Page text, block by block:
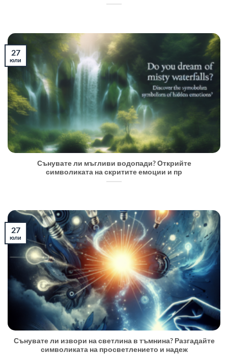
Сънувате ли мъгливи водопади? Открийте
символиката на скритите емоции и пр
27
юли
Сънувате ли извори на светлина в тъмнина? Разгадайте
символиката на просветлението и надеж
27
юли